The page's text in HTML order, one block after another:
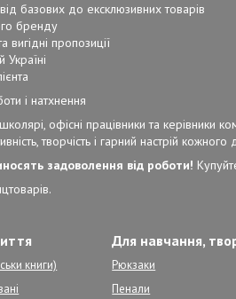
базових до ексклюзивних товарів
бренду
вигідні пропозиції
і натхнення
офісні працівники та
творчість і гарний настрій кожного
задоволення від роботи!
книги)
Для навчання,
Рюкзаки
Пенали